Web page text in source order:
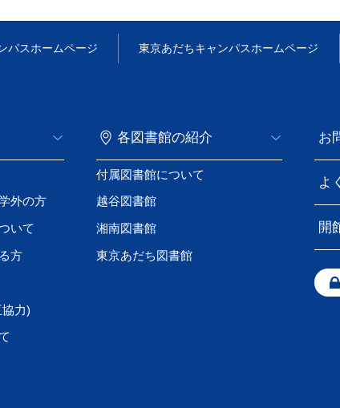
外の方
いて
方
力)
各図書館の紹介
付属図書館について
越谷図書館
湘南図書館
東京あだち図書館
お
よ
開
パスホームページ 東京あだちキャンパスホームページ